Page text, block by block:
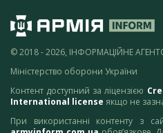
© 2018 - 2026, ІНФОРМАЦІЙНЕ
Міністерство оборони України
Контент доступний за ліцензією
International license якщо не
При використанні контенту з